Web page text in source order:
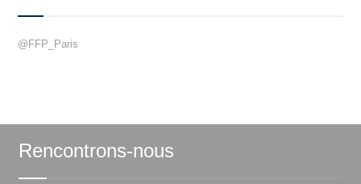
@FFP_Paris
Rencontrons-nous